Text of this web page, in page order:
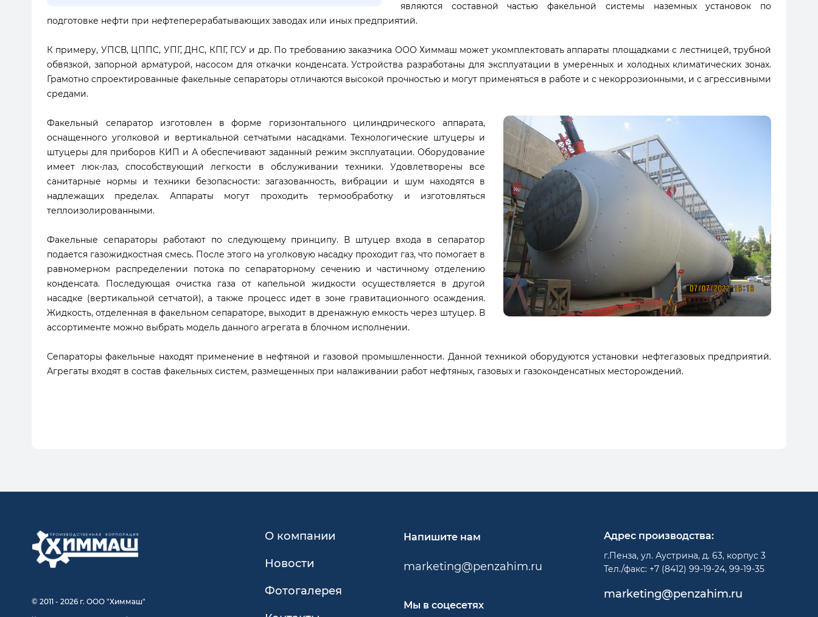
являются составной частью факельной системы наземных установок по
подготовке нефти при нефтеперерабатывающих заводах или иных предприятий.
К примеру, УПСВ, ЦППС, УПГ, ДНС, КПГ, ГСУ и др. По требованию заказчика ООО Химмаш может укомплектовать аппараты площадками с лестницей, трубной
обвязкой, запорной арматурой, насосом для откачки конденсата. Устройства разработаны для эксплуатации в умеренных и холодных климатических зонах.
Грамотно спроектированные факельные сепараторы отличаются высокой прочностью и могут применяться в работе и с некоррозионными, и с агрессивными
средами.
Факельный сепаратор изготовлен в форме горизонтального цилиндрического аппарата,
оснащенного уголковой и вертикальной сетчатыми насадками. Технологические штуцеры и
штуцеры для приборов КИП и А обеспечивают заданный режим эксплуатации. Оборудование
имеет люк-лаз, способствующий легкости в обслуживании техники. Удовлетворены все
санитарные нормы и техники безопасности: загазованность, вибрации и шум находятся в
надлежащих пределах. Аппараты могут проходить термообработку и изготовляться
теплоизолированными.
Факельные сепараторы работают по следующему принципу. В штуцер входа в сепаратор
подается газожидкостная смесь. После этого на уголковую насадку проходит газ, что помогает в
равномерном распределении потока по сепараторному сечению и частичному отделению
конденсата. Последующая очистка газа от капельной жидкости осуществляется в другой
насадке (вертикальной сетчатой), а также процесс идет в зоне гравитационного осаждения.
Жидкость, отделенная в факельном сепараторе, выходит в дренажную емкость через штуцер. В
ассортименте можно выбрать модель данного агрегата в блочном исполнении.
Сепараторы факельные находят применение в нефтяной и газовой промышленности. Данной техникой оборудуются установки нефтегазовых предприятий.
Агрегаты входят в состав факельных систем, размещенных при налаживании работ нефтяных, газовых и газоконденсатных месторождений.
© 2011 - 2026 г. ООО "Химмаш"
О компании
Новости
Фотогалерея
Напишите нам
marketing@penzahim.ru
Мы в соцесетях
Адрес производства:
г.Пенза, ул. Аустрина, д. 63, корпус 3
Тел./факс: +7 (8412) 99-19-24, 99-19-35
marketing@penzahim.ru